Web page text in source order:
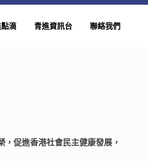
滴 青進資訊台 聯絡我們
促進香港社會民主健康發展，